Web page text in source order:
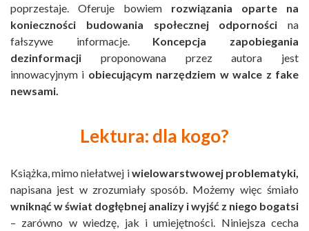
poprzestaje. Oferuje bowiem rozwiązania oparte na
konieczności budowania społecznej odporności na
fałszywe informacje. Koncepcja zapobiegania
dezinformacji proponowana przez autora jest
innowacyjnym i obiecującym narzędziem w walce z fake
newsami.
Lektura: dla kogo?
Książka, mimo niełatwej iwielowarstwowej problematyki,
napisana jest w zrozumiały sposób. Możemy więc śmiało
wniknąć w świat dogłębnej analizy i wyjść z niego bogatsi
– zarówno w wiedzę, jak i umiejętności. Niniejsza cecha